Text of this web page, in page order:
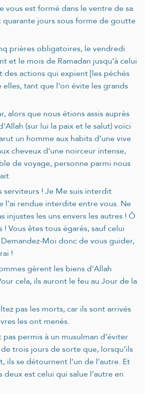
vous est formé dans le ventre de sa
jours sous forme de goutte
prières obligatoires, le vendredi
et le mois de Ramadan jusqu’à celui
des actions qui expient [les péchés
tant que l'on évite les grands
alors que nous étions assis auprès
(sur lui la paix et le salut) voici
un homme aux habits d’une vive
cheveux d’une noirceur intense,
de voyage, personne parmi nous
serviteurs ! Je Me suis interdit
l’ai rendue interdite entre vous. Ne
injustes les uns envers les autres ! Ô
! Vous êtes tous égarés, sauf celui
Moi donc de vous guider,
!
gèrent les biens d'Allah
cela, ils auront le feu au Jour de la
pas les morts, car ils sont arrivés
les ont menés.
pas permis à un musulman d’éviter
trois jours de sorte que, lorsqu’ils
ils se détournent l'un de l'autre. Et
est celui qui salue l’autre en